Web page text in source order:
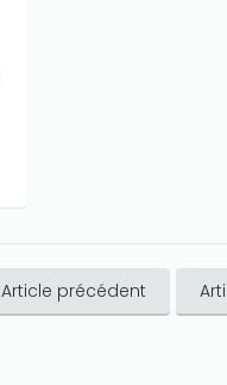
Article précédent